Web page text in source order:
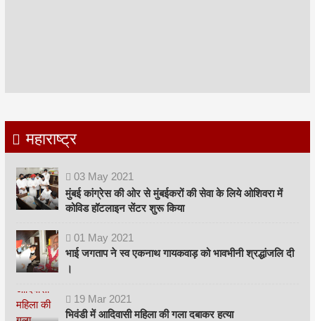
महाराष्ट्र
03 May 2021
मुंबई कांग्रेस की ओर से मुंबईकरों की सेवा के लिये ओशिवरा में
कोविड हॉटलाइन सेंटर शुरू किया
01 May 2021
भाई जगताप ने स्व एकनाथ गायकवाड़ को भावभीनी श्रद्धांजलि दी
।
19 Mar 2021
भिवंडी में आदिवासी महिला की गला दबाकर हत्या